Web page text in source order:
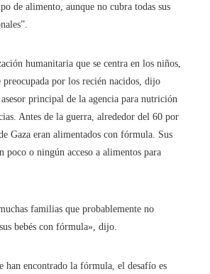
de alimento, aunque no cubra todas sus
humanitaria que se centra en los niños,
preocupada por los recién nacidos, dijo
principal de la agencia para nutrición
Antes de la guerra, alrededor del 60 por
Gaza eran alimentados con fórmula. Sus
poco o ningún acceso a alimentos para
familias que probablemente no
bebés con fórmula», dijo.
han encontrado la fórmula, el desafío es